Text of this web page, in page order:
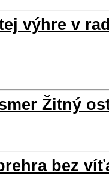
výhre v
Žitný
bez